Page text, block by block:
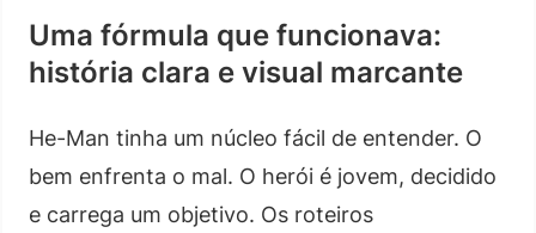
Uma fórmula que funcionava:
história clara e visual marcante
He-Man tinha um núcleo fácil de entender. O
bem enfrenta o mal. O herói é jovem, decidido
e carrega um objetivo. Os roteiros